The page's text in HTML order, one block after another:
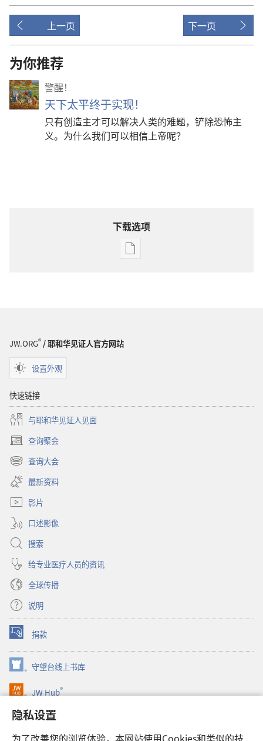
隐私设置
为了改善您的浏览体验，本网站使用Cookies和类似的技
上一页 下一页
为你推荐
警醒！
天下太平终于实现！
只有创造主才可以解决人类的难题，铲除恐怖主
义。为什么我们可以相信上帝呢？
下载选项
出
9
JW.ORG®/ 耶和华见证人官方网站
设置外观
快速链接
与耶和华见证人见面
查询聚会
（打
开
新
窗
口）
查询大会
（打
开
新
窗
最新资料
影片
口述影像
搜索
给专业医疗人员的资讯
全球传播
说明
捐款
（打
开
新
窗
口）
守望台线上书库
（打
开
新
口）
JW Hub®
（打
开
新
JW Library®